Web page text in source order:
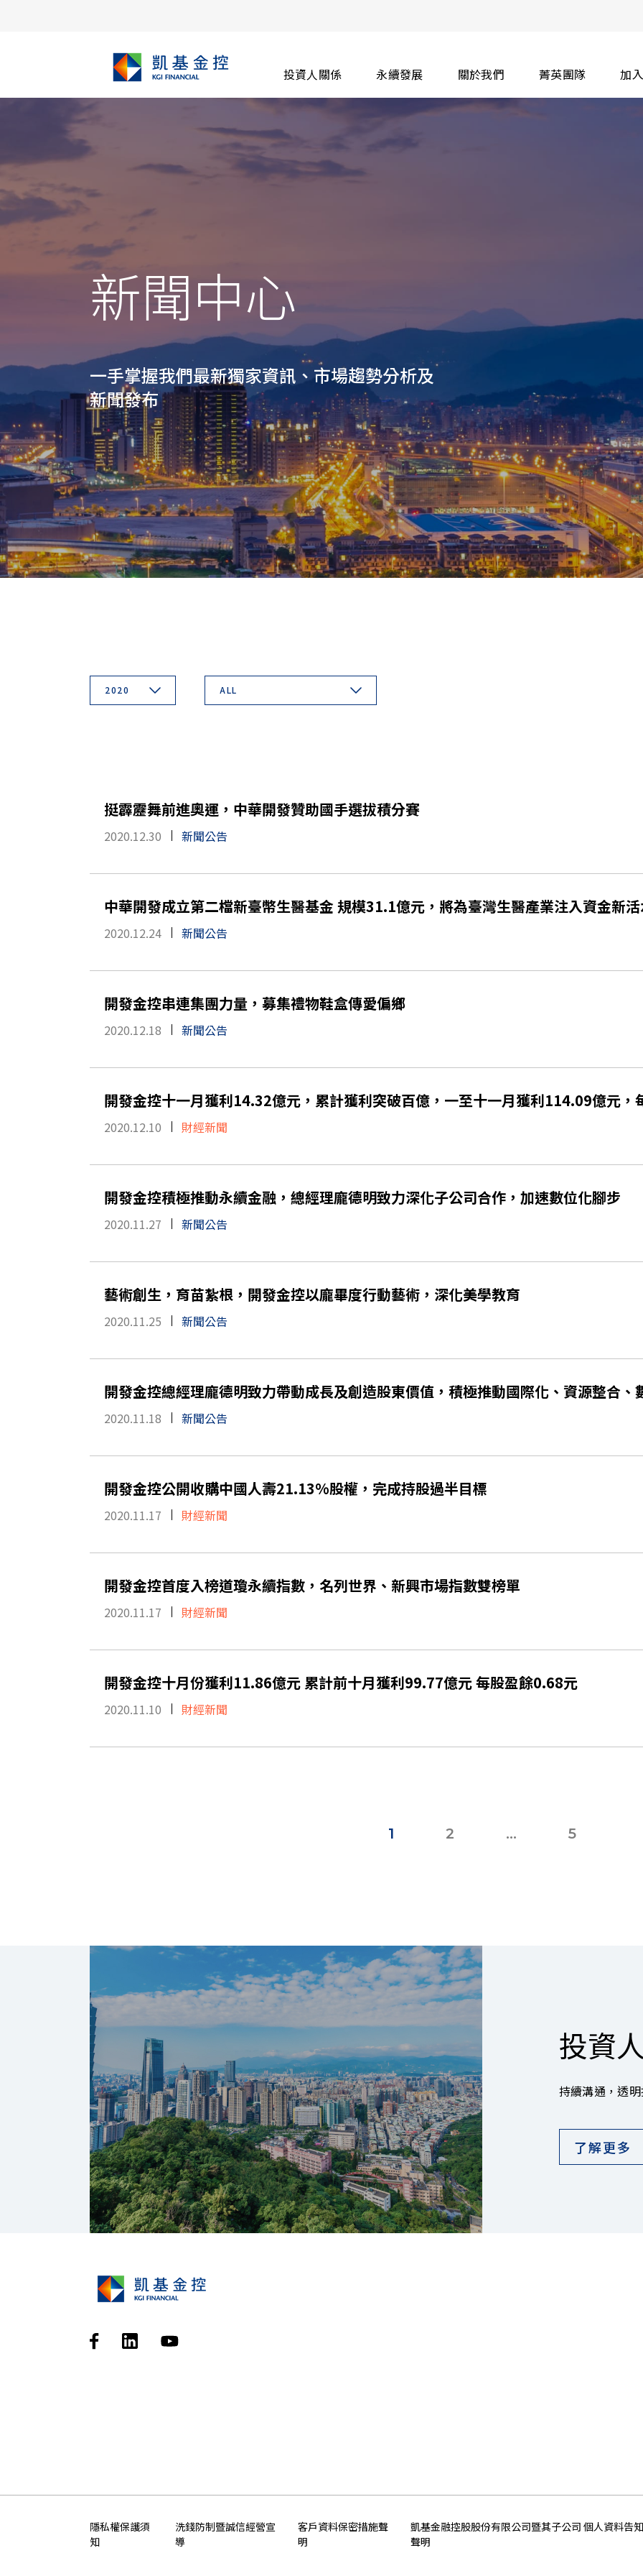
投資人關係 永續發展 關於我們 菁英團隊 加
新聞中心
一手掌握我們最新獨家資訊、市場趨勢分析及
新聞發布
2020 ALL
挺霹靂舞前進奧運，中華開發贊助國手選拔積分賽
2020.12.30 新聞公告
中華開發成立第二檔新臺幣生醫基金 規模31.1億元，將為臺灣生醫產業注入資金新
2020.12.24 新聞公告
開發金控串連集團力量，募集禮物鞋盒傳愛偏鄉
2020.12.18 新聞公告
開發金控十一月獲利14.32億元，累計獲利突破百億，一至十一月獲利114.09億元，
2020.12.10 財經新聞
開發金控積極推動永續金融，總經理龐德明致力深化子公司合作，加速數位化腳步
2020.11.27 新聞公告
藝術創生，育苗紮根，開發金控以龐畢度行動藝術，深化美學教育
2020.11.25 新聞公告
開發金控總經理龐德明致力帶動成長及創造股東價值，積極推動國際化、資源整合、
2020.11.18 新聞公告
開發金控公開收購中國人壽21.13%股權，完成持股過半目標
2020.11.17 財經新聞
開發金控首度入榜道瓊永續指數，名列世界、新興市場指數雙榜單
2020.11.17 財經新聞
開發金控十月份獲利11.86億元 累計前十月獲利99.77億元 每股盈餘0.68元
2020.11.10 財經新聞
1 2 ... 5
投資
持續溝通，透
了解更多
隱私權保護須
知
洗錢防制暨誠信經營宣
導
客戶資料保密措施聲
明
凱基金融控股股份有限公司暨其子公司 個人資料告
聲明